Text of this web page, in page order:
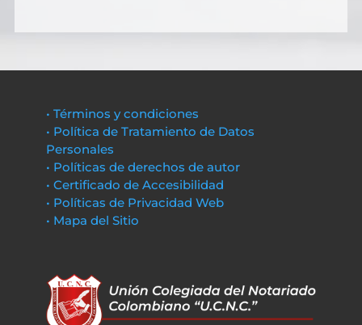
• Términos y condiciones
• Política de Tratamiento de Datos
Personales
• Políticas de derechos de autor
• Certificado de Accesibilidad
• Políticas de Privacidad Web
• Mapa del Sitio